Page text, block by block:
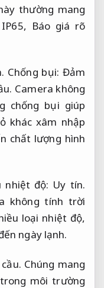
thường mang
Báo giá rõ
Chống bụi: Đảm
Camera không
chống bụi giúp
khác xâm nhập
chất lượng hình
nhiệt độ: Uy tín.
không tính trời
loại nhiệt độ,
ngày lạnh.
Chúng mang
môi trường